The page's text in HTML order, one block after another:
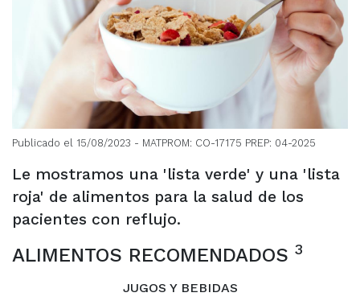
Publicado el 15/08/2023 - MATPROM: CO-17175 PREP: 04-2025
Le mostramos una 'lista verde' y una 'lista
roja' de alimentos para la salud de los
pacientes con reflujo.
ALIMENTOS RECOMENDADOS 3
JUGOS Y BEBIDAS